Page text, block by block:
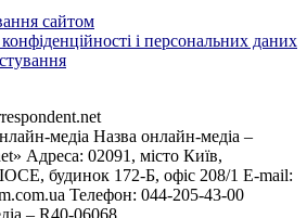
сайтом
і персональних даних
медіа Назва онлайн-медіа –
Адреса: 02091, місто Київ,
будинок 172-Б, офіс 208/1 E-mail:
Телефон: 044-205-43-00
– R40-06068